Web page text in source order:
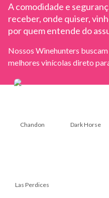
A comodidade e
receber, onde quiser,
por quem entende do
Nossos Winehunters buscam
melhores vinícolas direto
Chandon Dark Horse
Las Perdices